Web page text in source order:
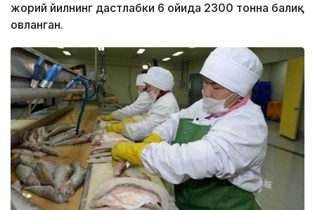
жорий йилнинг дастлабки 6 ойида 2300 тонна балиқ
овланган.